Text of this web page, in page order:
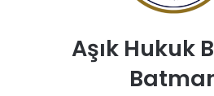
Aşık Hukuk